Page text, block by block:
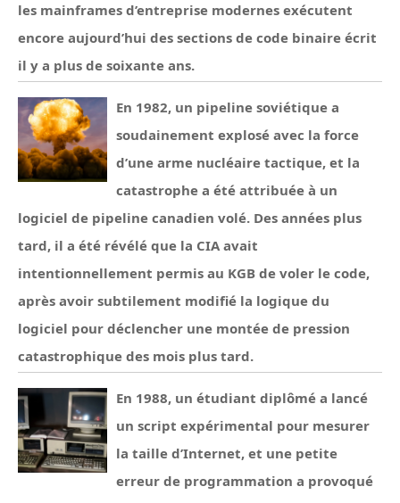
les mainframes d’entreprise modernes exécutent
encore aujourd’hui des sections de code binaire écrit
il y a plus de soixante ans.
En 1982, un pipeline soviétique a
soudainement explosé avec la force
d’une arme nucléaire tactique, et la
catastrophe a été attribuée à un
logiciel de pipeline canadien volé. Des années plus
tard, il a été révélé que la CIA avait
intentionnellement permis au KGB de voler le code,
après avoir subtilement modifié la logique du
logiciel pour déclencher une montée de pression
catastrophique des mois plus tard.
En 1988, un étudiant diplômé a lancé
un script expérimental pour mesurer
la taille d’Internet, et une petite
erreur de programmation a provoqué